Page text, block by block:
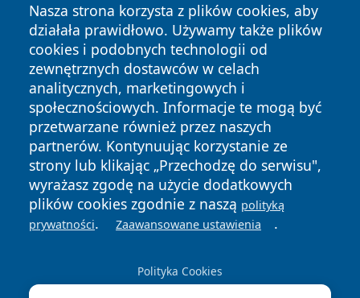
Nasza strona korzysta z plików cookies, aby
działała prawidłowo. Używamy także plików
cookies i podobnych technologii od
zewnętrznych dostawców w celach
analitycznych, marketingowych i
społecznościowych. Informacje te mogą być
przetwarzane również przez naszych
partnerów. Kontynuując korzystanie ze
strony lub klikając „Przechodzę do serwisu",
wyrażasz zgodę na użycie dodatkowych
plików cookies zgodnie z naszą polityką
prywatności. Zaawansowane ustawienia .
Polityka Cookies
Copyright © 2026 zyrardowski24.pl Wszystkie prawa
zastrzeżone.
News Autorzy
Polityka
Prywatności
Polityka
Cookies